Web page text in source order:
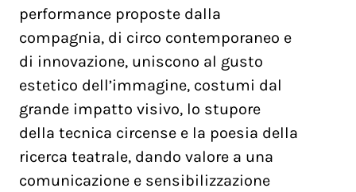
performance proposte dalla
compagnia, di circo contemporaneo e
di innovazione, uniscono al gusto
estetico dell’immagine, costumi dal
grande impatto visivo, lo stupore
della tecnica circense e la poesia della
ricerca teatrale, dando valore a una
comunicazione e sensibilizzazione